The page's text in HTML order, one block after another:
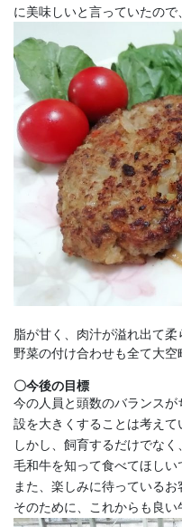
に美味しいと言っていたので
脂が甘く、肉汁が溢れ出て柔
野菜の付け合わせも全て大
〇今後の目標
今の人員と頭数のバランス
設を大きくすることは考えて
しかし、飼育するだけでな
毛和牛を知って食べてほしい
また、楽しみに待っているお
そのために、これからも良い